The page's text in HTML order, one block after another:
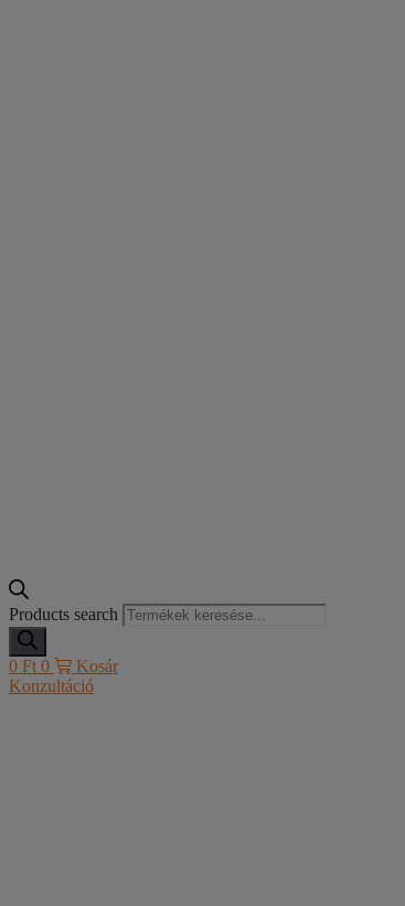
Products search
0 Ft 0
Kosár
Konzultáció